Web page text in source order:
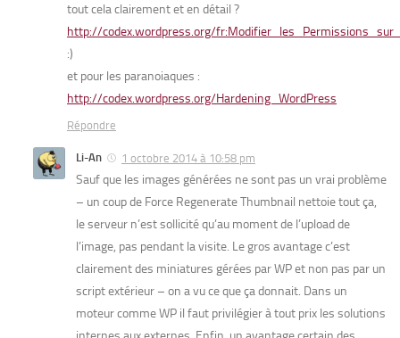
tout cela clairement et en détail ?
http://codex.wordpress.org/
:)
et pour les paranoiaques :
http://codex.wordpress.org/Hardening_WordPress
Répondre
Li-An 1 octobre 2014 à 10:58 pm
Sauf que les images générées ne sont pas un vrai problème
– un coup de Force Regenerate Thumbnail nettoie tout ça,
le serveur n’est sollicité qu’au moment de l’upload de
l’image, pas pendant la visite. Le gros avantage c’est
clairement des miniatures gérées par WP et non pas par un
script extérieur – on a vu ce que ça donnait. Dans un
moteur comme WP il faut privilégier à tout prix les solutions